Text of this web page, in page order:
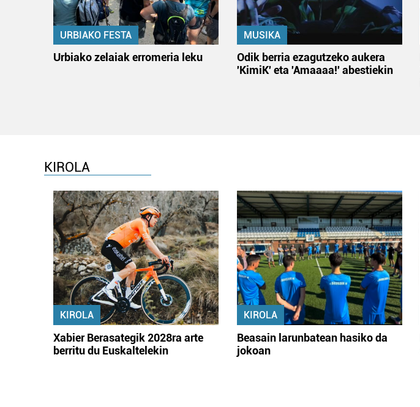
URBIAKO FESTA
Urbiako zelaiak erromeria leku
MUSIKA
Odik berria ezagutzeko aukera
'KimiK' eta 'Amaaaa!' abestiekin
KIROLA
KIROLA
Xabier Berasategik 2028ra arte
berritu du Euskaltelekin
KIROLA
Beasain larunbatean hasiko da
jokoan